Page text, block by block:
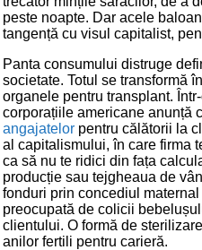
peste noapte. Dar acele
tangență cu visul capitalist,
Panta consumului distruge
societate. Totul se transformă
organele pentru transplant.
corporațiile americane anunță
angajatelor pentru călătorii la
al capitalismului, în care firma
ca să nu te ridici din fața
producție sau tejgheaua de
fonduri prin concediul
preocupată de colicii
clientului. O formă de
anilor fertili pentru carieră.